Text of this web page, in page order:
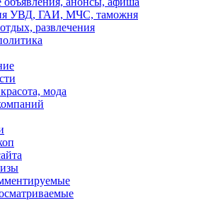
УВД, ГАИ, МЧС, таможня
развлечения
мода